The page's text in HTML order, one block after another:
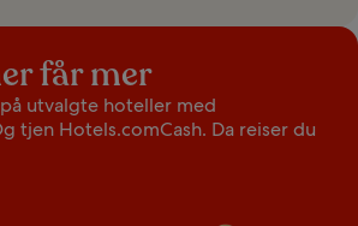
får mer
utvalgte hoteller med
tjen Hotels.comCash. Da reiser du